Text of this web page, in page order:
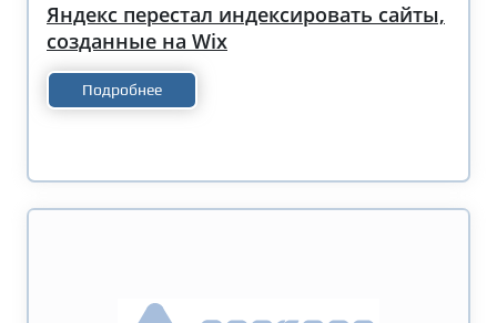
Яндекс перестал индексировать сайты,
созданные на Wix
Подробнее